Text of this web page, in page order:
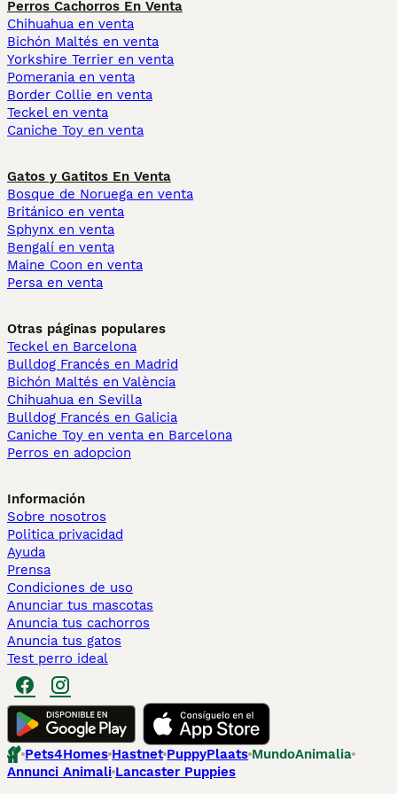
Perros Cachorros En Venta
Chihuahua en venta
Bichón Maltés en venta
Yorkshire Terrier en venta
Pomerania en venta
Border Collie en venta
Teckel en venta
Caniche Toy en venta
Gatos y Gatitos En Venta
Bosque de Noruega en venta
Británico en venta
Sphynx en venta
Bengalí en venta
Maine Coon en venta
Persa en venta
Otras páginas populares
Teckel en Barcelona
Bulldog Francés en Madrid
Bichón Maltés en València
Chihuahua en Sevilla
Bulldog Francés en Galicia
Caniche Toy en venta en Barcelona
Perros en adopcion
Información
Sobre nosotros
Politica privacidad
Ayuda
Prensa
Condiciones de uso
Anunciar tus mascotas
Anuncia tus cachorros
Anuncia tus gatos
Test perro ideal
Pets4Homes Hastnet PuppyPlaats MundoAnimalia
Annunci Animali Lancaster Puppies